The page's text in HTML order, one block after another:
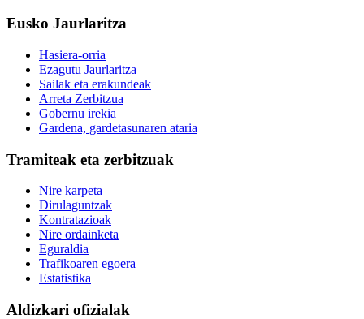
Eusko Jaurlaritza
Hasiera-orria
Ezagutu Jaurlaritza
Sailak eta erakundeak
Arreta Zerbitzua
Gobernu irekia
Gardena, gardetasunaren ataria
Tramiteak eta zerbitzuak
Nire karpeta
Dirulaguntzak
Kontratazioak
Nire ordainketa
Eguraldia
Trafikoaren egoera
Estatistika
Aldizkari ofizialak